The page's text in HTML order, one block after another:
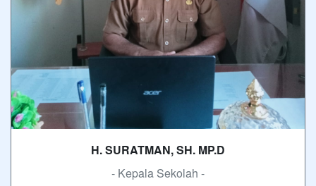
H. SURATMAN, SH. MP.D
- Kepala Sekolah -